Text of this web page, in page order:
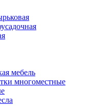
мебель
многоместные